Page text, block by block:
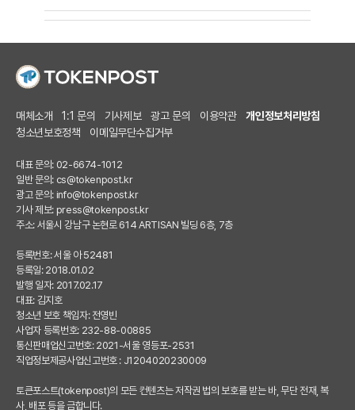
매체소개 1:1 문의 기사제보 광고 문의 이용약관
개인정보처리방침
청소년보호정책
이메일무단수집거부
대표 문의: 02-6674-1012
일반 문의: cs@tokenpost.kr
광고 문의: info@tokenpost.kr
기사 제보: press@tokenpost.kr
주소: 서울시 강남구 논현로 614 ARTISAN 빌딩 6층, 7층
등록번호: 서울 아 52481
등록일: 2018.01.02
발행 일자: 2017.02.17
대표: 김지호
청소년 보호 책임자: 전영빈
사업자 등록번호: 232-88-00885
통신판매업신고번호: 2021-서울 영등포-2531
직업정보제공사업신고번호 : J1204020230009
토큰포스트(tokenpost)의 모든 컨텐츠는 저작권 법의 보호를 받는 바, 무단 전재, 복
사, 배포 등을 금합니다.